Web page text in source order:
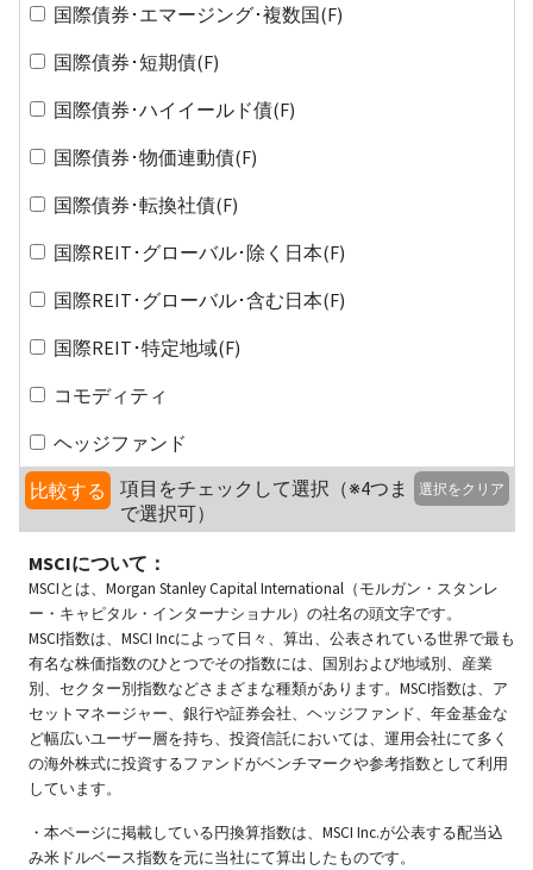
国際債券･エマージング･複数国(F)
国際債券･短期債(F)
国際債券･ハイイールド債(F)
国際債券･物価連動債(F)
国際債券･転換社債(F)
国際REIT･グローバル･除く日本(F)
国際REIT･グローバル･含む日本(F)
国際REIT･特定地域(F)
コモディティ
ヘッジファンド
比較する
項目をチェックして選択（※4つま
で選択可）
選択をクリア
MSCIについて：
MSCIとは、Morgan Stanley Capital International（モルガン・スタンレ
ー・キャピタル・インターナショナル）の社名の頭文字です。
MSCI指数は、MSCI Incによって日々、算出、公表されている世界で最も
有名な株価指数のひとつでその指数には、国別および地域別、産業
別、セクター別指数などさまざまな種類があります。MSCI指数は、ア
セットマネージャー、銀行や証券会社、ヘッジファンド、年金基金な
ど幅広いユーザー層を持ち、投資信託においては、運用会社にて多く
の海外株式に投資するファンドがベンチマークや参考指数として利用
しています。
・本ページに掲載している円換算指数は、MSCI Inc.が公表する配当込
み米ドルベース指数を元に当社にて算出したものです。